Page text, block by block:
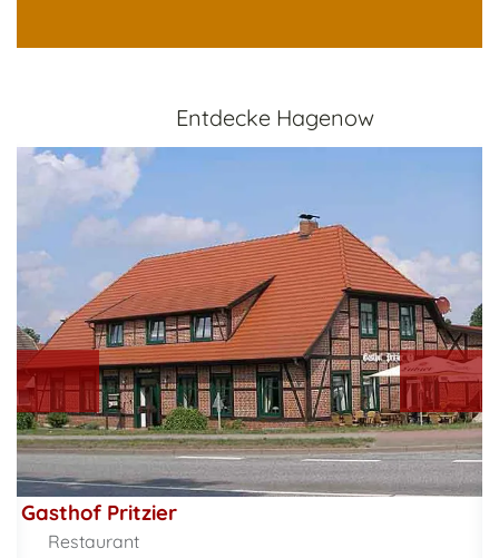
Entdecke Hagenow
Gasthof Pritzier
Restaurant